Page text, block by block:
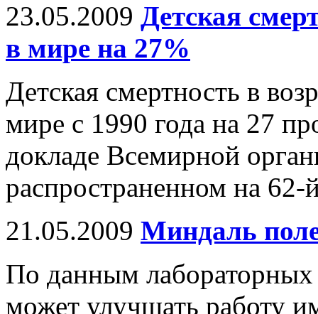
23.05.2009 Детская
в мире на 27%
Детская смертность в
мире с 1990 года на 27
докладе Всемирной
распространенном на
21.05.2009 Миндаль
По данным лабораторных
может улучшать работу